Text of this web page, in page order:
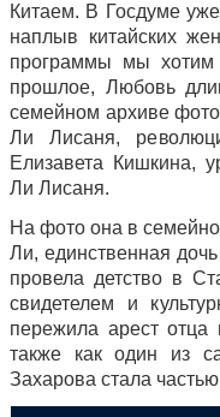
Китаем. В Госдуме
наплыв китайских
программы мы хотим
прошлое, Любовь
семейном архиве
Ли Лисаня,
Елизавета Кишкина,
Ли Лисаня.
На фото она в
Ли, единственная
провела детство в
свидетелем и
пережила арест
также как один из
Захарова стала